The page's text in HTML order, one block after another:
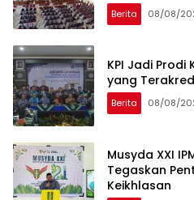
Berita 08/08/
KPI Jadi Prodi
yang
Berita 08/08/
Musyda XXI
Tegaskan
Keikhlasan